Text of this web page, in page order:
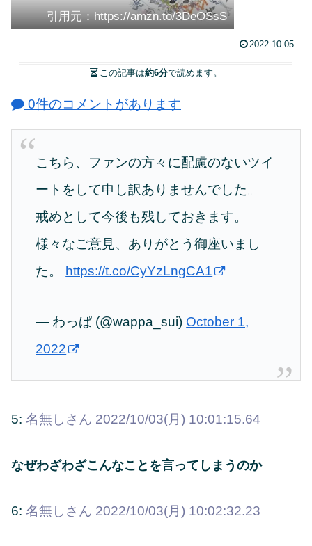
引用元：https://amzn.to/3DeOSsS
2022.10.05
この記事は約6分で読めます。
0件のコメントがあります
こちら、ファンの方々に配慮のないツイ
ートをして申し訳ありませんでした。
戒めとして今後も残しておきます。
様々なご意見、ありがとう御座いまし
た。 https://t.co/CyYzLngCA1
— わっぱ (@wappa_sui) October 1,
2022
5: 名無しさん 2022/10/03(月) 10:01:15.64
なぜわざわざこんなことを言ってしまうのか
6: 名無しさん 2022/10/03(月) 10:02:32.23